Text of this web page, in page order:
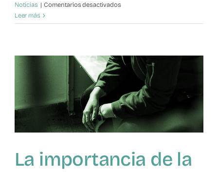
Contacto
Noticias | Comentarios desactivadosen
alarmante
filio-
parental
Soria
Leer más
La importancia de la